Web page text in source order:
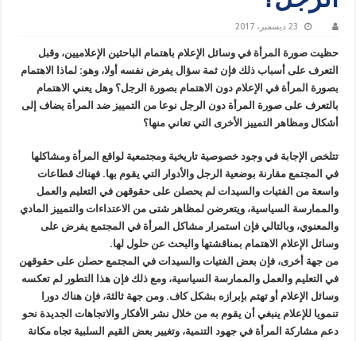
23 ديسمبر، 2017
حظيت صورة المرأة في وسائل الإعلام باهتمام الباحثين الإعلاميين، وقبل
التعرف على أسباب ذلك فإن ثمة سؤال يفرض نفسه أولا، وهو: لماذا الاهتمام
بصورة المرأة في الإعلام دون الاهتمام بصورة الرجل؟ وهل يعني الاهتمام
بالتعرف على صورة المرأة دون الرجل نوعا من التمييز ضد المرأة يضاف إلى
أشكال ومظاهر التمييز الأخرى التي تعاني منها؟
تتلخص الإجابة في وجود خصوصية تاريخية ومجتمعية لواقع المرأة ومشاكلها
في المجتمع مقارنة بوضعية الرجل والأدوار التي يقوم بها. فهناك قطاعات
واسعة من الفتيات والسيدات لم يحصلن على حقوقهن في التعليم والعمل
والممارسة السياسية، ويتعرضن لمظاهر شتى من الاعتداءات والتمييز المادي
والمعنوي، وبالتالي فإن استمرار مشاكل المرأة في المجتمع يفرض على
وسائل الإعلام الاهتمام بمناقشتها والبحث عن حلول لها.
من جهة أخرى، فإن بعض الفتيات والسيدات في المجتمع حصلن على حقوقهن
في التعليم والعمل والممارسة السياسية، ومع ذلك فإن هذا التطور لم تعكسه
وسائل الإعلام أو تهتم بإبرازه بشكل كاف. ومن جهة ثالثة، فإن هناك دورا
تنمويا للإعلام ينبغي أن يقوم به من خلال نشر الأفكار والاتجاهات الجديدة نحو
دعم مشاركة المرأة في جهود التنمية، وتغيير بعض القيم السلبية تجاه مكانة